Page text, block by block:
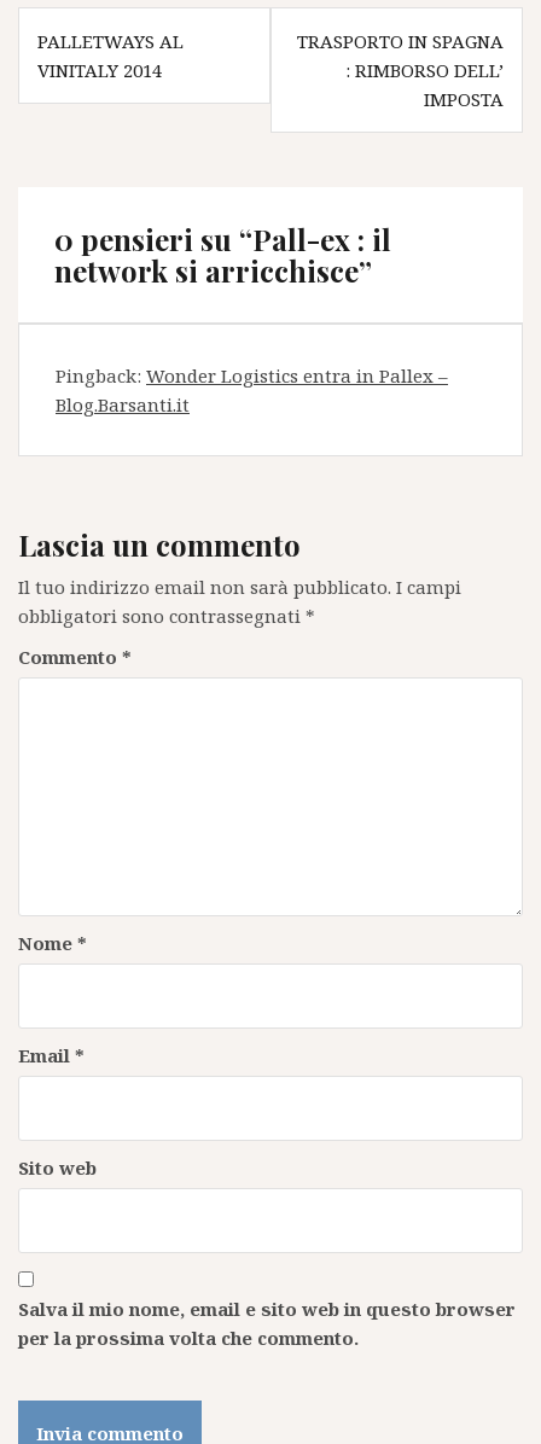
Navigazione
articoli
PALLETWAYS AL
VINITALY 2014
TRASPORTO IN SPAGNA
: RIMBORSO DELL’
IMPOSTA
0 pensieri su “Pall-ex : il
network si arricchisce”
Pingback: Wonder Logistics entra in Pallex –
Blog.Barsanti.it
Lascia un commento
Il tuo indirizzo email non sarà pubblicato. I campi
obbligatori sono contrassegnati *
Commento *
Nome *
Email *
Sito web
Salva il mio nome, email e sito web in questo browser
per la prossima volta che commento.